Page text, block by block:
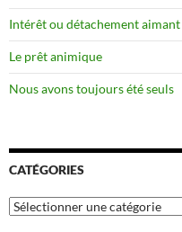
Intérêt ou détachement aimant
Le prêt animique
Nous avons toujours été seuls
CATÉGORIES
Catégories